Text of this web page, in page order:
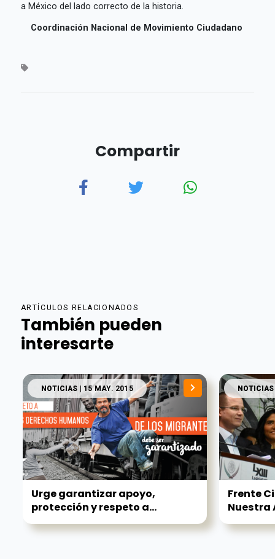
a México del lado correcto de la historia.
Coordinación Nacional de Movimiento Ciudadano
Compartir
ARTÍCULOS RELACIONADOS
También pueden
interesarte
NOTICIAS | 15 MAY. 2015
Urge garantizar apoyo,
protección y respeto a...
NOTICIAS
Frente
Nuestra